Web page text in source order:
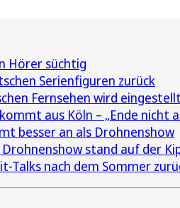
Hörer süchtig
Serienfiguren zurück
Fernsehen wird eingestellt
aus Köln – „Ende nicht
besser an als Drohnenshow
stand auf der
Talks nach dem Sommer